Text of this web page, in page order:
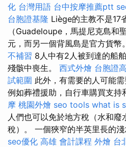
化 台灣用語 台中按摩推薦ptt
台胞證基隆 Liège的主教不是17
（Guadeloupe，馬提尼克島和
元，而另一個背風島是官方貨幣
不補習 8人中有2人被到達的船
殘骸中喪生。 西式外燴 台胞證
試範圍 此外，有需要的人可能
例如葬禮援助，自行車購買支持
摩 桃園外燴 seo tools what is
人們也可以免於地方稅（水和廢
稅）。 一個狹窄的半英里長的
seo優化 高雄 會計課程 外燴 台